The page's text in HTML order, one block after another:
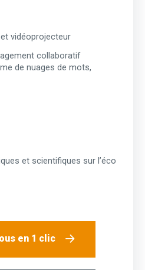
vidéoprojecteur
collaboratif
de nuages de mots,
et scientifiques sur l’éco
en 1 clic